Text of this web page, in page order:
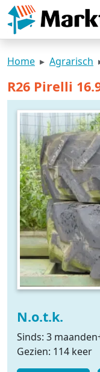
Home Agrarisch
R26 Pirelli
N.o.t.k.
Sinds: 3
Gezien: 114 keer